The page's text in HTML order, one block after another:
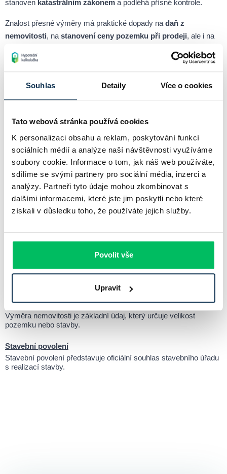
Souhlas Detaily Více o cookies
Tato webová stránka používá cookies
K personalizaci obsahu a reklam, poskytování funkcí
sociálních médií a analýze naší návštěvnosti využíváme
soubory cookie. Informace o tom, jak náš web používáte,
sdílíme se svými partnery pro sociální média, inzerci a
analýzy. Partneři tyto údaje mohou zkombinovat s
dalšími informacemi, které jste jim poskytli nebo které
získali v důsledku toho, že používáte jejich služby.
Povolit vše
Upravit
stanoven katastrálním zákonem a podléhá přísné kontrole.
Znalost přesné výměry má praktické dopady na daň z
nemovitosti, na stanovení ceny pozemku při prodeji, ale i na
údaj, alezásadní faktor při každém právním a finančním
úkonuspojeném s nemovitostí. Každý vlastník by měl mít
přehled o tom, jaká je aktuální výměra jeho pozemku a zda
odpovídá realitě i údajům v katastru.
Chci si spočítat hypotéku online
Související pojmy
Inženýrské sítě
pozemku a tvoří nezbytný předpoklad pro jeho napojení na
veřejné zdroje energií, vody či komunikace.
Zastavěná plocha je klíčovým pojmem nejen ve stavebnictví, ale i
Výměra nemovitosti
Výměra nemovitosti je základní údaj, který určuje velikost
pozemku nebo stavby.
Stavební povolení
Stavební povolení představuje oficiální souhlas stavebního úřadu
s realizací stavby.